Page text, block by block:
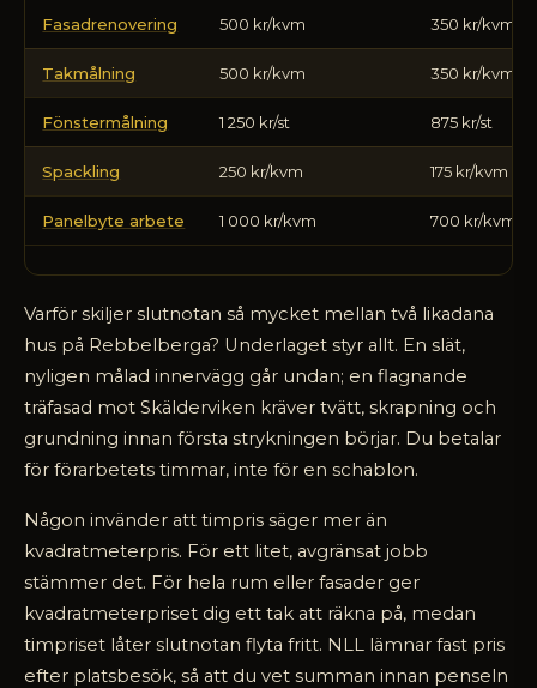
Fasadrenovering 500 kr/kvm 350 kr/kvm
Takmålning 500 kr/kvm 350 kr/kvm
Fönstermålning 1 250 kr/st 875 kr/st
Spackling 250 kr/kvm 175 kr/kvm
Panelbyte arbete 1 000 kr/kvm 700 kr/kvm
Varför skiljer slutnotan så mycket mellan två likadana
hus på Rebbelberga? Underlaget styr allt. En slät,
nyligen målad innervägg går undan; en flagnande
träfasad mot Skälderviken kräver tvätt, skrapning och
grundning innan första strykningen börjar. Du betalar
för förarbetets timmar, inte för en schablon.
Någon invänder att timpris säger mer än
kvadratmeterpris. För ett litet, avgränsat jobb
stämmer det. För hela rum eller fasader ger
kvadratmeterpriset dig ett tak att räkna på, medan
timpriset låter slutnotan flyta fritt. NLL lämnar fast pris
efter platsbesök, så att du vet summan innan penseln